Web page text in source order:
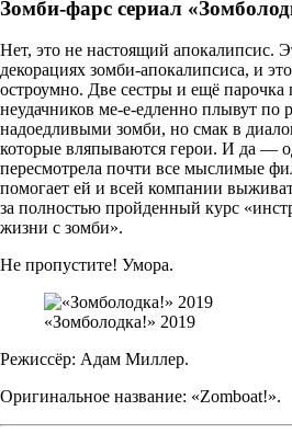
Зомби-фарс сериал
Нет, это не настоящий апокалипсис.
декорациях зомби-апокалипсиса, и
остроумно. Две сестры и ещё
неудачников ме-е-едленно плывут по
надоедливыми зомби, но смак в
которые вляпываются герои. И да —
пересмотрела почти все мыслимые
помогает ей и всей компании
за полностью пройденный курс
жизни с зомби».
Не пропустите! Умора.
«Зомболодка!» 2019
Режиссёр: Адам Миллер.
Оригинальное название: «Zomboat!».